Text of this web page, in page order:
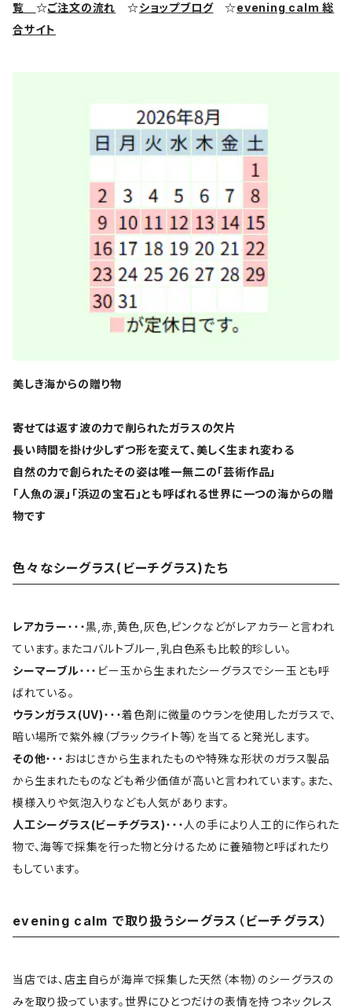
シーグラス リング・指輪
覧 ☆ご注文の流れ ☆ショップブログ ☆evening calm 総
合サイト
美しき海からの贈り物
寄せては返す波の力で削られたガラスの欠片
長い時間を掛け少しずつ形を変えて、美しく生まれ変わる
自然の力で創られたその姿は唯一無二の「芸術作品」
「人魚の涙」「浜辺の宝石」とも呼ばれる世界に一つの海からの贈
物です
色々なシーグラス(ビーチグラス)たち
レアカラー・・・黒,赤,黄色,灰色,ピンクなどがレアカラーと言われ
ています。またコバルトブルー,乳白色系も比較的珍しい。
シーマーブル・・・ビー玉から生まれたシーグラスでシー玉とも呼
ばれている。
ウランガラス(UV)・・・着色剤に微量のウランを使用したガラスで、
暗い場所で紫外線（ブラックライト等）を当てると発光します。
その他・・・おはじきから生まれたものや特殊な形状のガラス製品
から生まれたものなども希少価値が高いと言われています。また、
模様入りや気泡入りなども人気があります。
人工シーグラス(ビーチグラス)・・・人の手により人工的に作られた
物で、海等で採集を行った物と分けるために養殖物と呼ばれたり
もしています。
evening calm で取り扱うシーグラス（ビーチグラス）
当店では、店主自らが海岸で採集した天然（本物）のシーグラスの
みを取り扱っています。世界にひとつだけの表情を持つネックレス